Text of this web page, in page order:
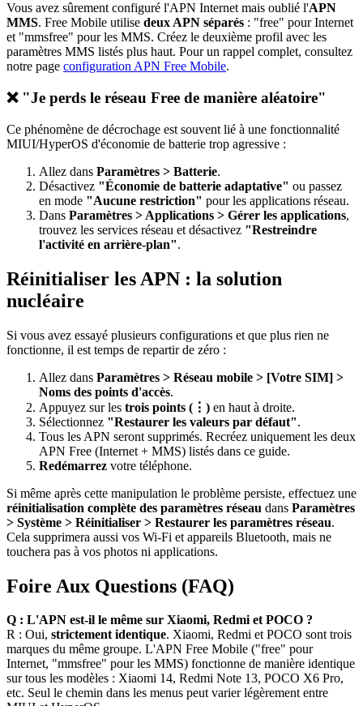
Vous avez sûrement configuré l'APN Internet mais oublié l'APN
MMS. Free Mobile utilise deux APN séparés : "free" pour Internet
et "mmsfree" pour les MMS. Créez le deuxième profil avec les
paramètres MMS listés plus haut. Pour un rappel complet, consultez
notre page configuration APN Free Mobile.
❌ "Je perds le réseau Free de manière aléatoire"
Ce phénomène de décrochage est souvent lié à une fonctionnalité
MIUI/HyperOS d'économie de batterie trop agressive :
Allez dans Paramètres > Batterie.
Désactivez "Économie de batterie adaptative" ou passez
en mode "Aucune restriction" pour les applications réseau.
Dans Paramètres > Applications > Gérer les applications,
trouvez les services réseau et désactivez "Restreindre
l'activité en arrière-plan".
Réinitialiser les APN : la solution
nucléaire
Si vous avez essayé plusieurs configurations et que plus rien ne
fonctionne, il est temps de repartir de zéro :
Allez dans Paramètres > Réseau mobile > [Votre SIM] >
Noms des points d'accès.
Appuyez sur les trois points (⋮) en haut à droite.
Sélectionnez "Restaurer les valeurs par défaut".
Tous les APN seront supprimés. Recréez uniquement les deux
APN Free (Internet + MMS) listés dans ce guide.
Redémarrez votre téléphone.
Si même après cette manipulation le problème persiste, effectuez une
réinitialisation complète des paramètres réseau dans Paramètres
> Système > Réinitialiser > Restaurer les paramètres réseau.
Cela supprimera aussi vos Wi-Fi et appareils Bluetooth, mais ne
touchera pas à vos photos ni applications.
Foire Aux Questions (FAQ)
Q : L'APN est-il le même sur Xiaomi, Redmi et POCO ?
R : Oui, strictement identique. Xiaomi, Redmi et POCO sont trois
marques du même groupe. L'APN Free Mobile ("free" pour
Internet, "mmsfree" pour les MMS) fonctionne de manière identique
sur tous les modèles : Xiaomi 14, Redmi Note 13, POCO X6 Pro,
etc. Seul le chemin dans les menus peut varier légèrement entre